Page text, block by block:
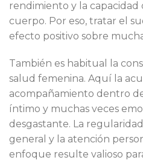
rendimiento y la capacidad
cuerpo. Por eso, tratar el
efecto positivo sobre
También es habitual la
salud femenina. Aquí la
acompañamiento dentro
íntimo y muchas veces
desgastante. La
general y la atención
enfoque resulte valioso